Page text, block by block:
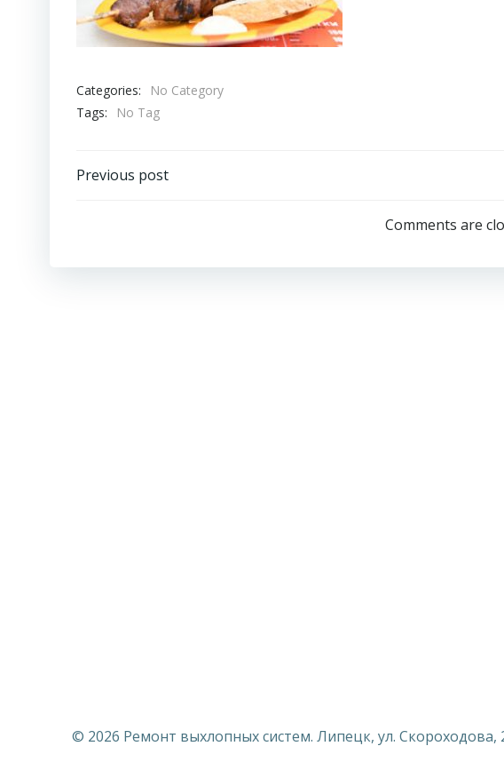
Categories:
No Category
Tags:
No Tag
Навигация
записям
Previous post
Comments are
© 2026 Ремонт выхлопных систем. Липецк, ул. Скороходова,